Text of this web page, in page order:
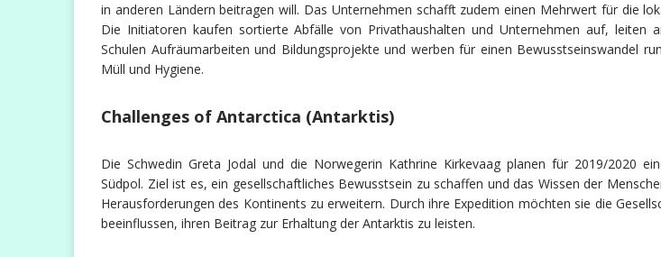
in anderen Ländern beitragen will. Das Unternehmen schafft zudem einen Mehrwert für die
Die Initiatoren kaufen sortierte Abfälle von Privathaushalten und Unternehmen auf, leiten
Schulen Aufräumarbeiten und Bildungsprojekte und werben für einen Bewusstseinswandel
Müll und Hygiene.
Challenges of Antarctica (Antarktis)
Die Schwedin Greta Jodal und die Norwegerin Kathrine Kirkevaag planen für 2019/2020
Südpol. Ziel ist es, ein gesellschaftliches Bewusstsein zu schaffen und das Wissen der
Herausforderungen des Kontinents zu erweitern. Durch ihre Expedition möchten sie die
beeinflussen, ihren Beitrag zur Erhaltung der Antarktis zu leisten.